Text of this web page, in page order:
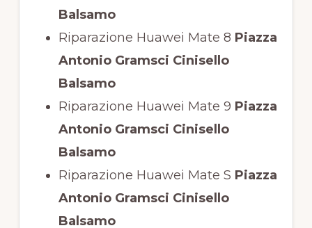
Balsamo
Riparazione Huawei Mate 8 Piazza
Antonio Gramsci Cinisello
Balsamo
Riparazione Huawei Mate 9 Piazza
Antonio Gramsci Cinisello
Balsamo
Riparazione Huawei Mate S Piazza
Antonio Gramsci Cinisello
Balsamo